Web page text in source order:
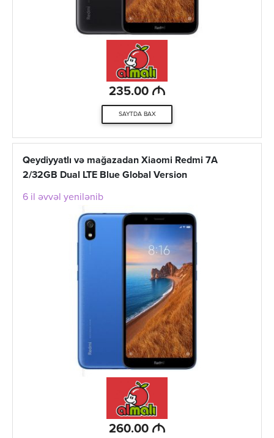
235.00 M
SAYTDA BAX
Qeydiyyatlı və mağazadan Xiaomi Redmi 7A
2/32GB Dual LTE Blue Global Version
6 il əvvəl yenilənib
260.00 M